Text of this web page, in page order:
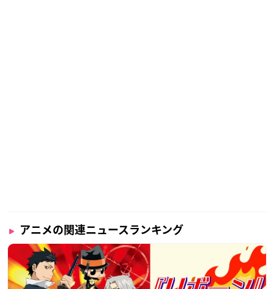
アニメの関連ニュースランキング